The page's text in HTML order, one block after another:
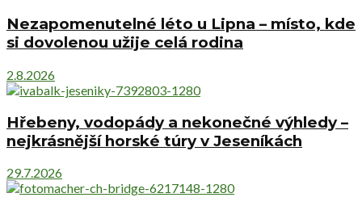
Nezapomenutelné léto u Lipna – místo, kde
si dovolenou užije celá rodina
2.8.2026
Hřebeny, vodopády a nekonečné výhledy –
nejkrásnější horské túry v Jeseníkách
29.7.2026